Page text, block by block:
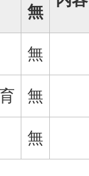
無
無
無
無